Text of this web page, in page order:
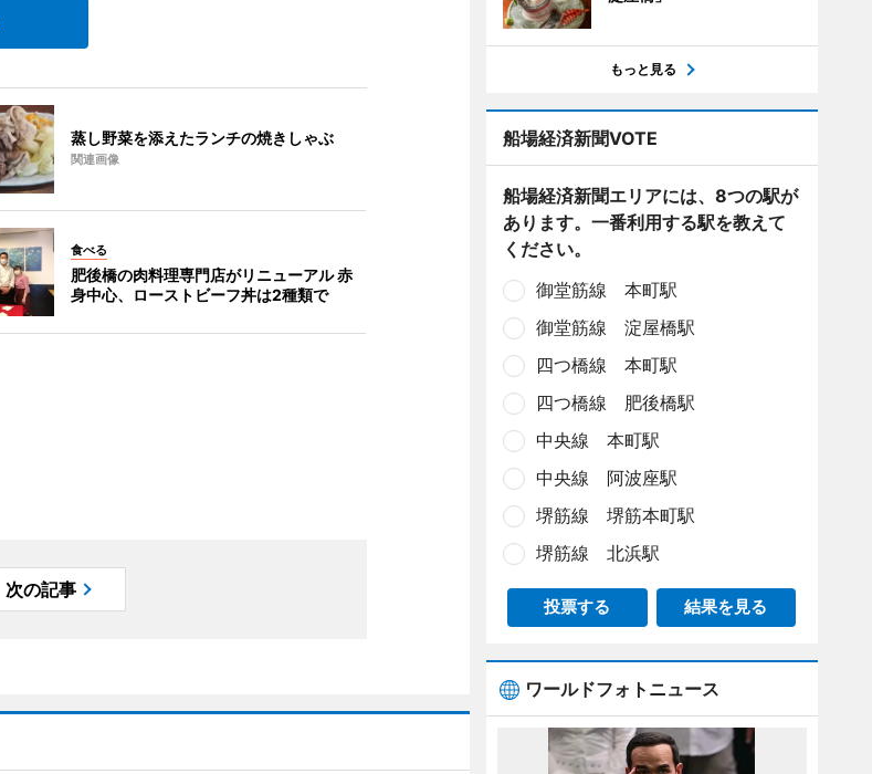
蒸し野菜を添えたランチの焼きしゃぶ
関連画像
食べる
肥後橋の肉料理専門店がリニューアル 赤
身中心、ローストビーフ丼は2種類で
次の記事
もっと見る
船場経済新聞VOTE
船場経済新聞エリアには、8つの駅が
あります。一番利用する駅を教えて
ください。
御堂筋線 本町駅
御堂筋線 淀屋橋駅
四つ橋線 本町駅
四つ橋線 肥後橋駅
中央線 本町駅
中央線 阿波座駅
堺筋線 堺筋本町駅
堺筋線 北浜駅
投票する 結果を見る
ワールドフォトニュース